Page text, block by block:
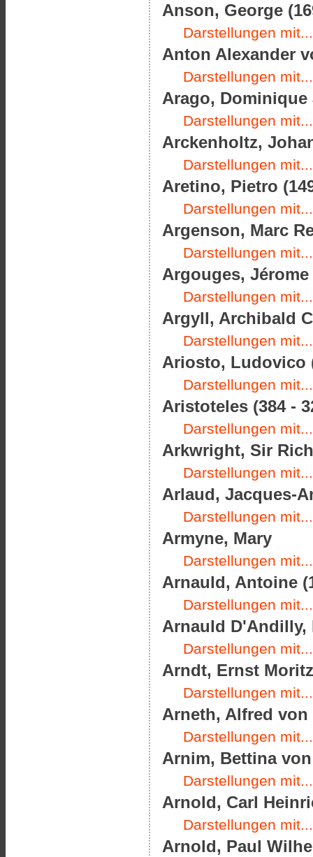
Anson, George
Darstellungen mit...
Anton Alexander
Darstellungen mit...
Arago, Dominique
Darstellungen mit...
Arckenholtz,
Darstellungen mit...
Aretino, Pietro
Darstellungen mit...
Argenson, Marc
Darstellungen mit...
Argouges, Jérome
Darstellungen mit...
Argyll, Archibald
Darstellungen mit...
Ariosto, Ludovico
Darstellungen mit...
Aristoteles (384 -
Darstellungen mit...
Arkwright, Sir
Darstellungen mit...
Arlaud, Jacques-
Darstellungen mit...
Armyne, Mary
Darstellungen mit...
Arnauld, Antoine
Darstellungen mit...
Arnauld D'Andilly,
Darstellungen mit...
Arndt, Ernst
Darstellungen mit...
Arneth, Alfred von
Darstellungen mit...
Arnim, Bettina von
Darstellungen mit...
Arnold, Carl
Darstellungen mit...
Arnold, Paul